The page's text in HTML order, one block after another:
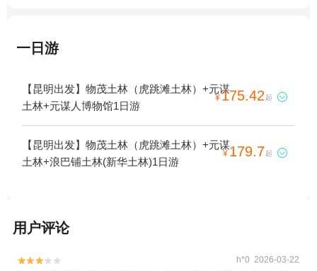
一日游
【昆明出发】物茂土林（虎跳滩土林）+元谋
土林+元谋人博物馆1日游
¥175.42 起 
【昆明出发】物茂土林（虎跳滩土林）+元谋
土林+浪巴铺土林(新华土林)1日游
¥179.7起 
用户评论

 h*0 2026-03-22